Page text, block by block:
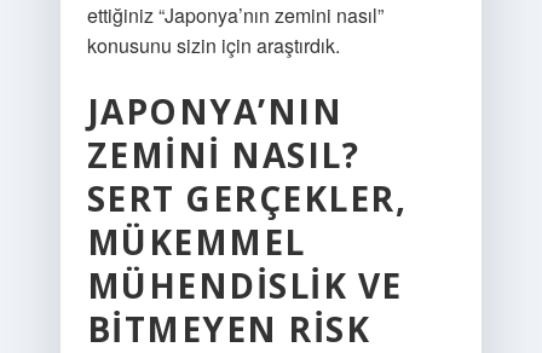
ettiğiniz “Japonya’nın zemini nasıl”
konusunu sizin için araştırdık.
JAPONYA’NIN
ZEMINI NASIL?
SERT GERÇEKLER,
MÜKEMMEL
MÜHENDISLIK VE
BITMEYEN RISK